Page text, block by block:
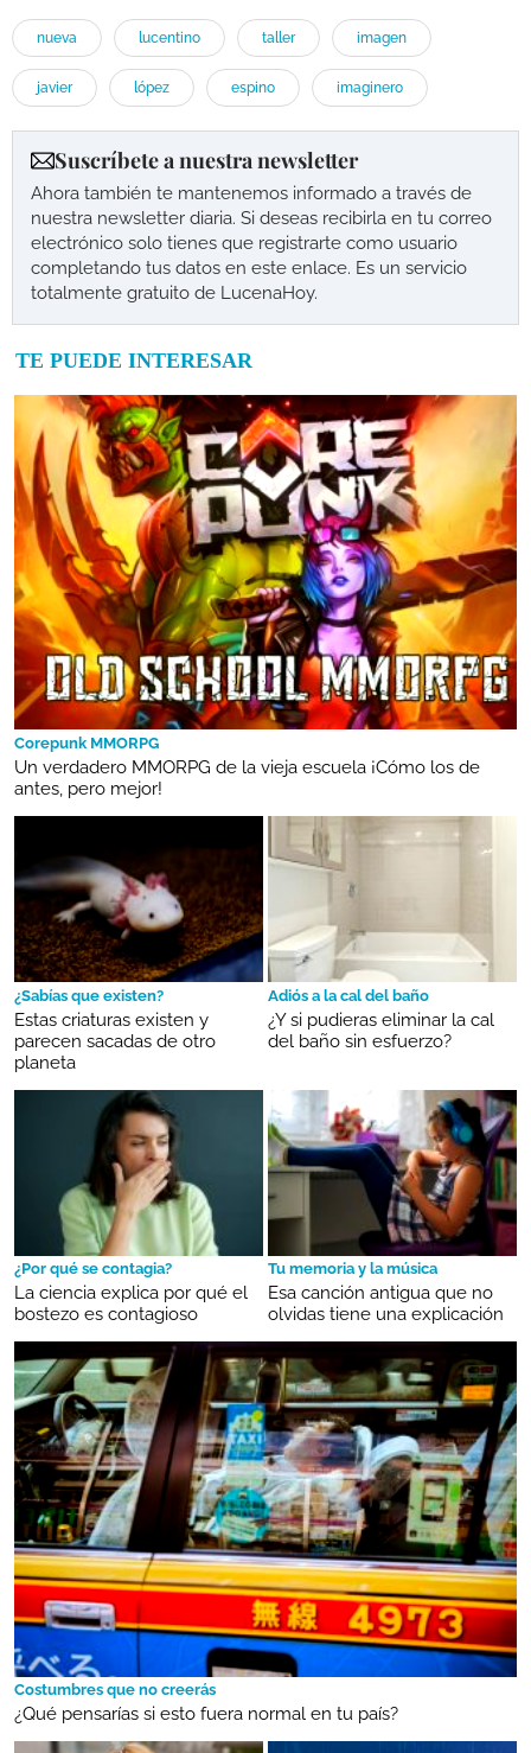
nueva lucentino taller imagen
javier lópez espino imaginero
Suscríbete a nuestra newsletter
Ahora también te mantenemos informado a través de
nuestra newsletter diaria. Si deseas recibirla en tu correo
electrónico solo tienes que registrarte como usuario
completando tus datos en este enlace. Es un servicio
totalmente gratuito de LucenaHoy.
TE PUEDE INTERESAR
Corepunk MMORPG
Un verdadero MMORPG de la vieja escuela ¡Cómo los de
antes, pero mejor!
¿Sabías que existen?
Estas criaturas existen y
parecen sacadas de otro
planeta
Adiós a la cal del baño
¿Y si pudieras eliminar la cal
del baño sin esfuerzo?
¿Por qué se contagia?
La ciencia explica por qué el
bostezo es contagioso
Tu memoria y la música
Esa canción antigua que no
olvidas tiene una explicación
Costumbres que no creerás
¿Qué pensarías si esto fuera normal en tu país?